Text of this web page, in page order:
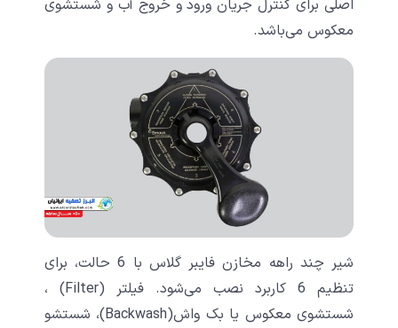
اصلی برای کنترل جریان ورود و خروج آب و شستشوی
معکوس می‌باشد.
شیر چند راهه مخازن فایبر گلاس با 6 حالت، برای
تنظیم 6 کاربرد نصب می‌شود. فیلتر (Filter) ،
شستشوی معکوس یا بک واش(Backwash)، شستشو